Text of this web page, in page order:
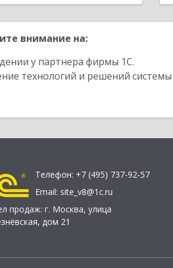
внимание на:
у партнера фирмы 1С.
технологий и решений
Телефон: +7 (495) 737-92-57
Email: site_v8@1c.ru
продаж: г. Москва, улица
дом 21